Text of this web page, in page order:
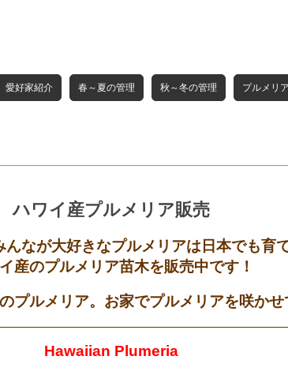
愛好家紹介 春～夏の管理 秋～冬の管理 プルメリ
ハワイ産プルメリア販売
んなが大好きなプルメリアは日本でも育
産のプルメリア苗木を販売中です！
プルメリア。お家でプルメリアを咲かせ
Hawaiian Plumeria